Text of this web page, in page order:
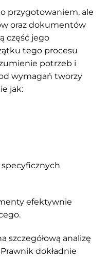
przygotowaniem, ale
oraz dokumentów
część jego
tego procesu
potrzeb i
wymagań tworzy
jak:
efektywnie
szczegółową analizę
dokładnie